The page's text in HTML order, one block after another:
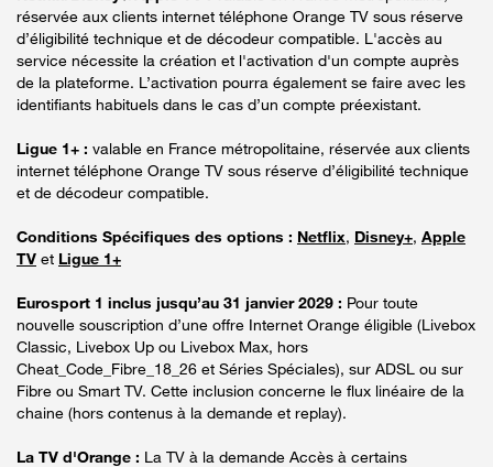
réservée aux clients internet téléphone Orange TV sous réserve
d’éligibilité technique et de décodeur compatible. L'accès au
service nécessite la création et l'activation d'un compte auprès
de la plateforme. L’activation pourra également se faire avec les
identifiants habituels dans le cas d’un compte préexistant.
Ligue 1+ : valable en France métropolitaine, réservée aux clients
internet téléphone Orange TV sous réserve d’éligibilité technique
et de décodeur compatible.
Conditions Spécifiques des options : Netflix, Disney+, Apple
TV et Ligue 1+
Eurosport 1 inclus jusqu’au 31 janvier 2029 : Pour toute
nouvelle souscription d’une offre Internet Orange éligible (Livebox
Classic, Livebox Up ou Livebox Max, hors
Cheat_Code_Fibre_18_26 et Séries Spéciales), sur ADSL ou sur
Fibre ou Smart TV. Cette inclusion concerne le flux linéaire de la
chaine (hors contenus à la demande et replay).
La TV d'Orange : La TV à la demande Accès à certains